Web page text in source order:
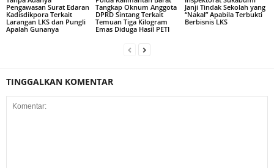
Pengawasan Surat Edaran
Kadisdikpora Terkait
Larangan LKS dan Pungli
Apalah Gunanya
Tangkap Oknum Anggota
DPRD Sintang Terkait
Temuan Tiga Kilogram
Emas Diduga Hasil PETI
Janji Tindak Sekolah yang
“Nakal” Apabila Terbukti
Berbisnis LKS
TINGGALKAN KOMENTAR